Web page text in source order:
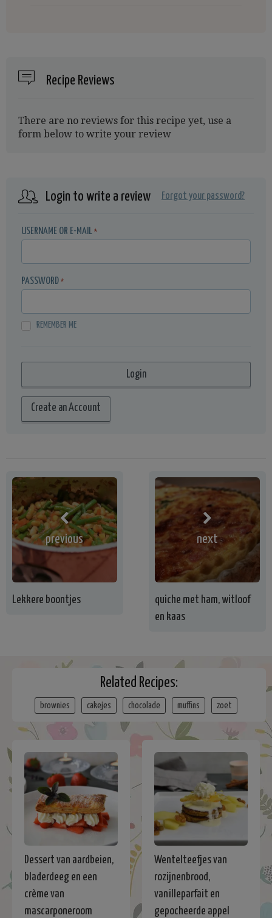
Recipe Reviews
There are no reviews for this recipe yet, use a
form below to write your review
Login to write a review Forgot your password?
USERNAME OR E-MAIL *
PASSWORD *
REMEMBER ME
Create an Account
previous
Lekkere boontjes
next
quiche met ham, witloof
en kaas
Related Recipes:
brownies cakejes chocolade muffins zoet
Dessert van aardbeien,
bladerdeeg en een
crème van
mascarponeroom
Wentelteefjes van
rozijnenbrood,
vanilleparfait en
gepocheerde appel